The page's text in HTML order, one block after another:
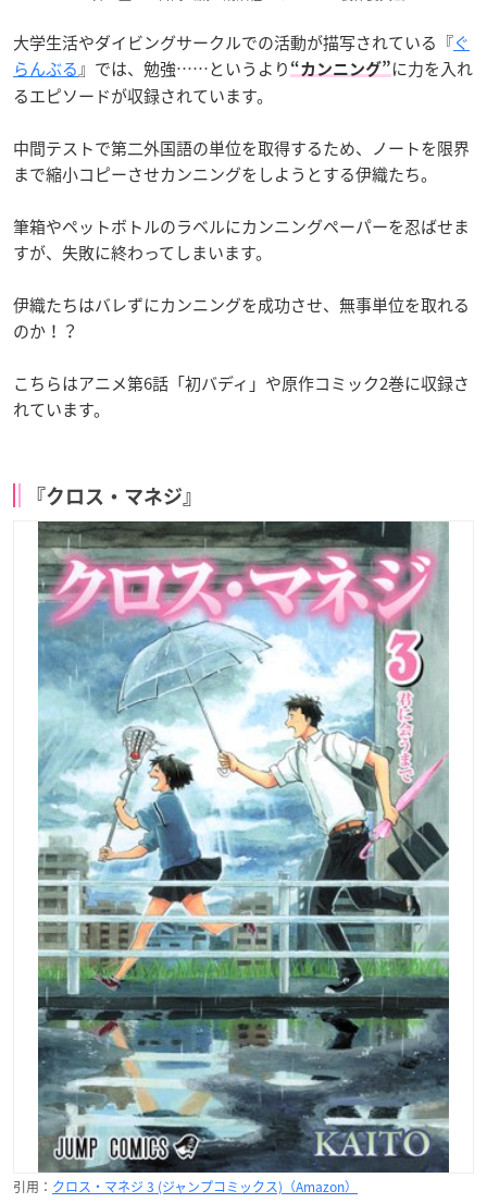
大学生活やダイビングサークルでの活動が描写されている『ぐ
らんぶる』では、勉強……というより “カンニング” に力を入れ
るエピソードが収録されています。
中間テストで第二外国語の単位を取得するため、ノートを限界
まで縮小コピーさせカンニングをしようとする伊織たち。
筆箱やペットボトルのラベルにカンニングペーパーを忍ばせま
すが、失敗に終わってしまいます。
伊織たちはバレずにカンニングを成功させ、無事単位を取れる
のか！？
こちらはアニメ第6話「初バディ」や原作コミック2巻に収録さ
れています。
『クロス・マネジ』
引用： クロス・マネジ 3 (ジャンプコミックス)（Amazon）